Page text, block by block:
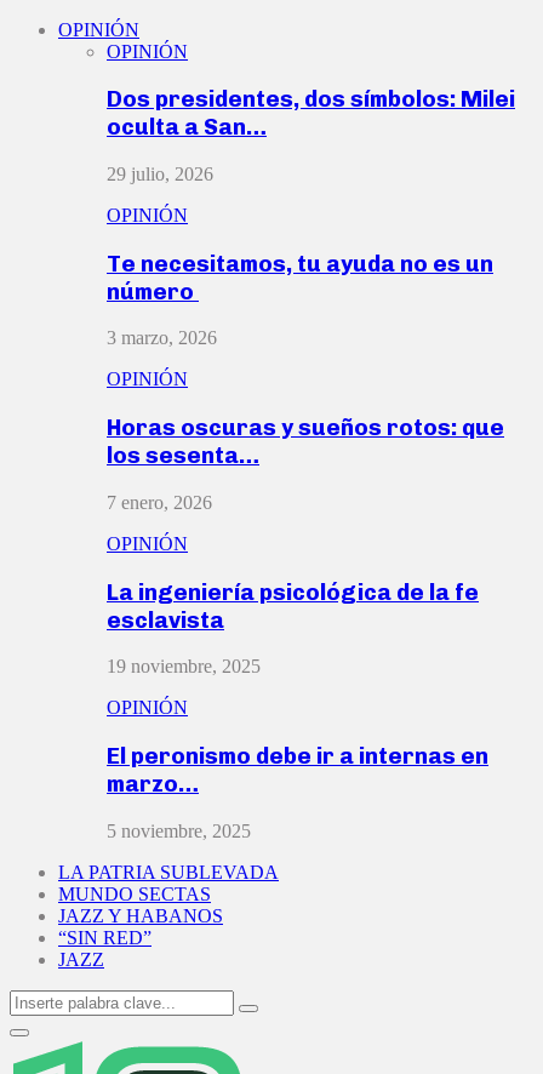
OPINIÓN
OPINIÓN
Dos presidentes, dos símbolos: Milei
oculta a San…
29 julio, 2026
OPINIÓN
Te necesitamos, tu ayuda no es un
número
3 marzo, 2026
OPINIÓN
Horas oscuras y sueños rotos: que
los sesenta…
7 enero, 2026
OPINIÓN
La ingeniería psicológica de la fe
esclavista
19 noviembre, 2025
OPINIÓN
El peronismo debe ir a internas en
marzo…
5 noviembre, 2025
LA PATRIA SUBLEVADA
MUNDO SECTAS
JAZZ Y HABANOS
“SIN RED”
JAZZ
Search
for:
Search
Primary
Menu